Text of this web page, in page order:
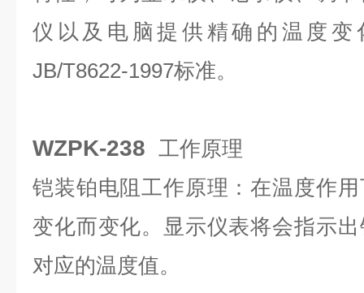
仪以及电脑提供精确的温度变
JB/T8622-1997标准。
WZPK-238 工作原理
铠装铂电阻工作原理：在温度作
变化而变化。显示仪表将会指示
对应的温度值。